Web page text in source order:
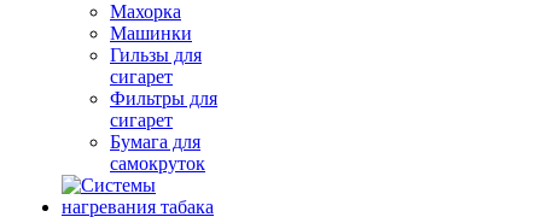
Махорка
Машинки
Гильзы для
сигарет
Фильтры для
сигарет
Бумага для
самокруток